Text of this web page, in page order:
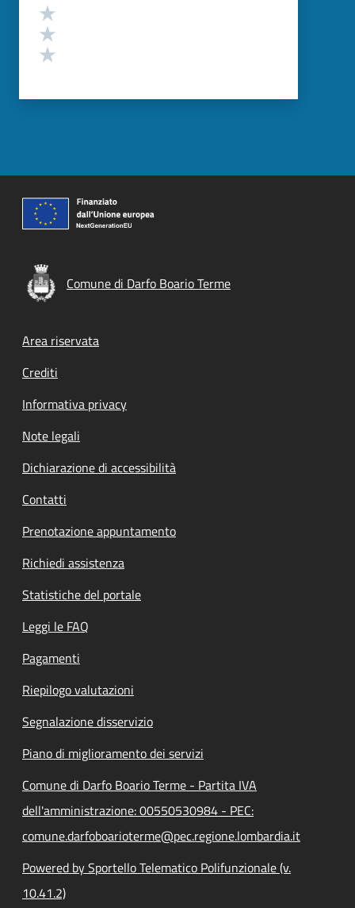
Comune di Darfo Boario Terme
Footer menu
Area riservata
Crediti
Informativa privacy
Note legali
Dichiarazione di accessibilità
Contatti
Prenotazione appuntamento
Richiedi assistenza
Statistiche del portale
Leggi le FAQ
Pagamenti
Riepilogo valutazioni
Segnalazione disservizio
Piano di miglioramento dei servizi
Comune di Darfo Boario Terme - Partita IVA
dell'amministrazione: 00550530984 - PEC:
comune.darfoboarioterme@pec.regione.lombardia.it
Powered by Sportello Telematico Polifunzionale (v.
10.41.2)